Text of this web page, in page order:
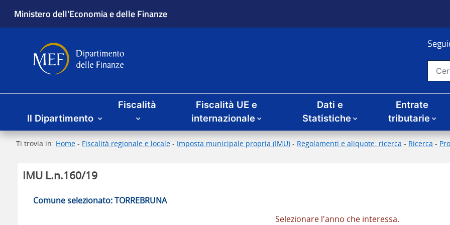
Ministero dell'Economia e delle Finanze
Dipartimento delle Finanze Cerca nel
Menu principale
Il Dipartimento
Fiscalità
Fiscalità UE e
internazionale
Dati e
Statistiche
Entrate
tributarie
Ti trovia in: Home - Fiscalità regionale e locale - Imposta municipale propria (IMU) - Regolamenti e aliquote: ricerca - Ricerca -
IMU L.n.160/19
Comune selezionato: TORREBRUNA
Selezionare l'anno che interessa.